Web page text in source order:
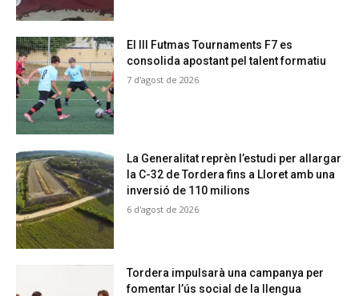
El III Futmas Tournaments F7 es
consolida apostant pel talent formatiu
7 d'agost de 2026
La Generalitat reprèn l’estudi per allargar
la C-32 de Tordera fins a Lloret amb una
inversió de 110 milions
6 d'agost de 2026
Tordera impulsarà una campanya per
fomentar l’ús social de la llengua